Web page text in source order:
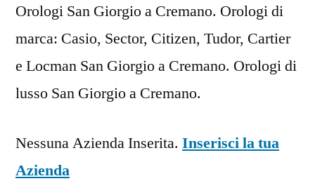
Orologi San Giorgio a Cremano. Orologi di
marca: Casio, Sector, Citizen, Tudor, Cartier
e Locman San Giorgio a Cremano. Orologi di
lusso San Giorgio a Cremano.
Nessuna Azienda Inserita. Inserisci la tua
Azienda